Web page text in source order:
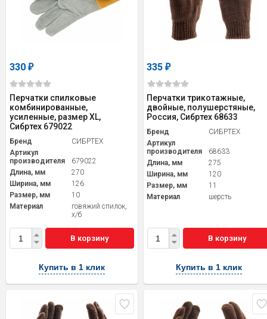
330 ₽
Перчатки спилковые
комбинированные,
усиленные, размер XL,
Сибртех 679022
Бренд
СИБРТЕХ
Артикул
производителя
679022
Длина, мм
270
Ширина, мм
126
Размер, мм
10
Материал
говяжий спилок,
х/б
В корзину
Купить в 1 клик
335₽
Перчатки трикотажные,
двойные, полушерстяные,
Россия, Сибртех 68633
Бренд
СИБРТЕХ
Артикул
производителя
68633
Длина, мм
275
Ширина, мм
120
Размер, мм
11
Материал
шерсть
В корзину
Купить в 1 клик